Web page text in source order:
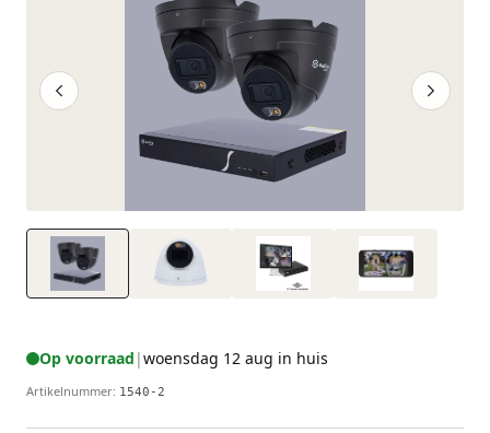
Op voorraad |woensdag 12 aug in huis
Artikelnummer: 1540-2